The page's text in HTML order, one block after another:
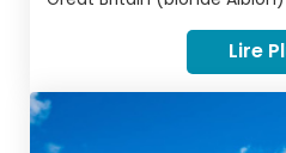
remote beach
disrupted relief that is
Dover in
Lire